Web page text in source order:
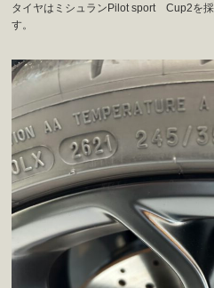
タイヤはミシュランPilot sport Cup2を
す。